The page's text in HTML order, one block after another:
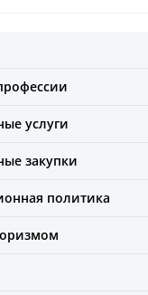
услуги
закупки
политика